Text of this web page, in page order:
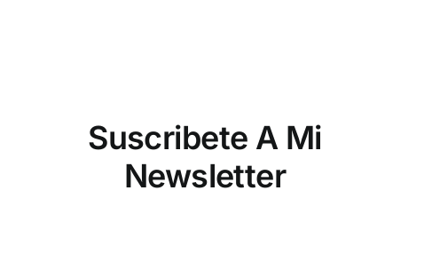
Suscribete A Mi
Newsletter